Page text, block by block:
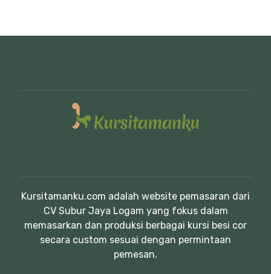
Kursitamanku.com adalah website pemasaran dari
CV Subur Jaya Logam yang fokus dalam
memasarkan dan produksi berbagai kursi besi cor
secara custom sesuai dengan permintaan
pemesan.